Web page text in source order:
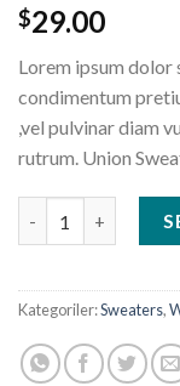
2
müşteri
puanına
5
üzerinden
3.50
puan
aldı
$29.00
Lorem ipsum dolor
condimentum
,vel pulvinar diam
rutrum. Union
Kategoriler:Sweaters,